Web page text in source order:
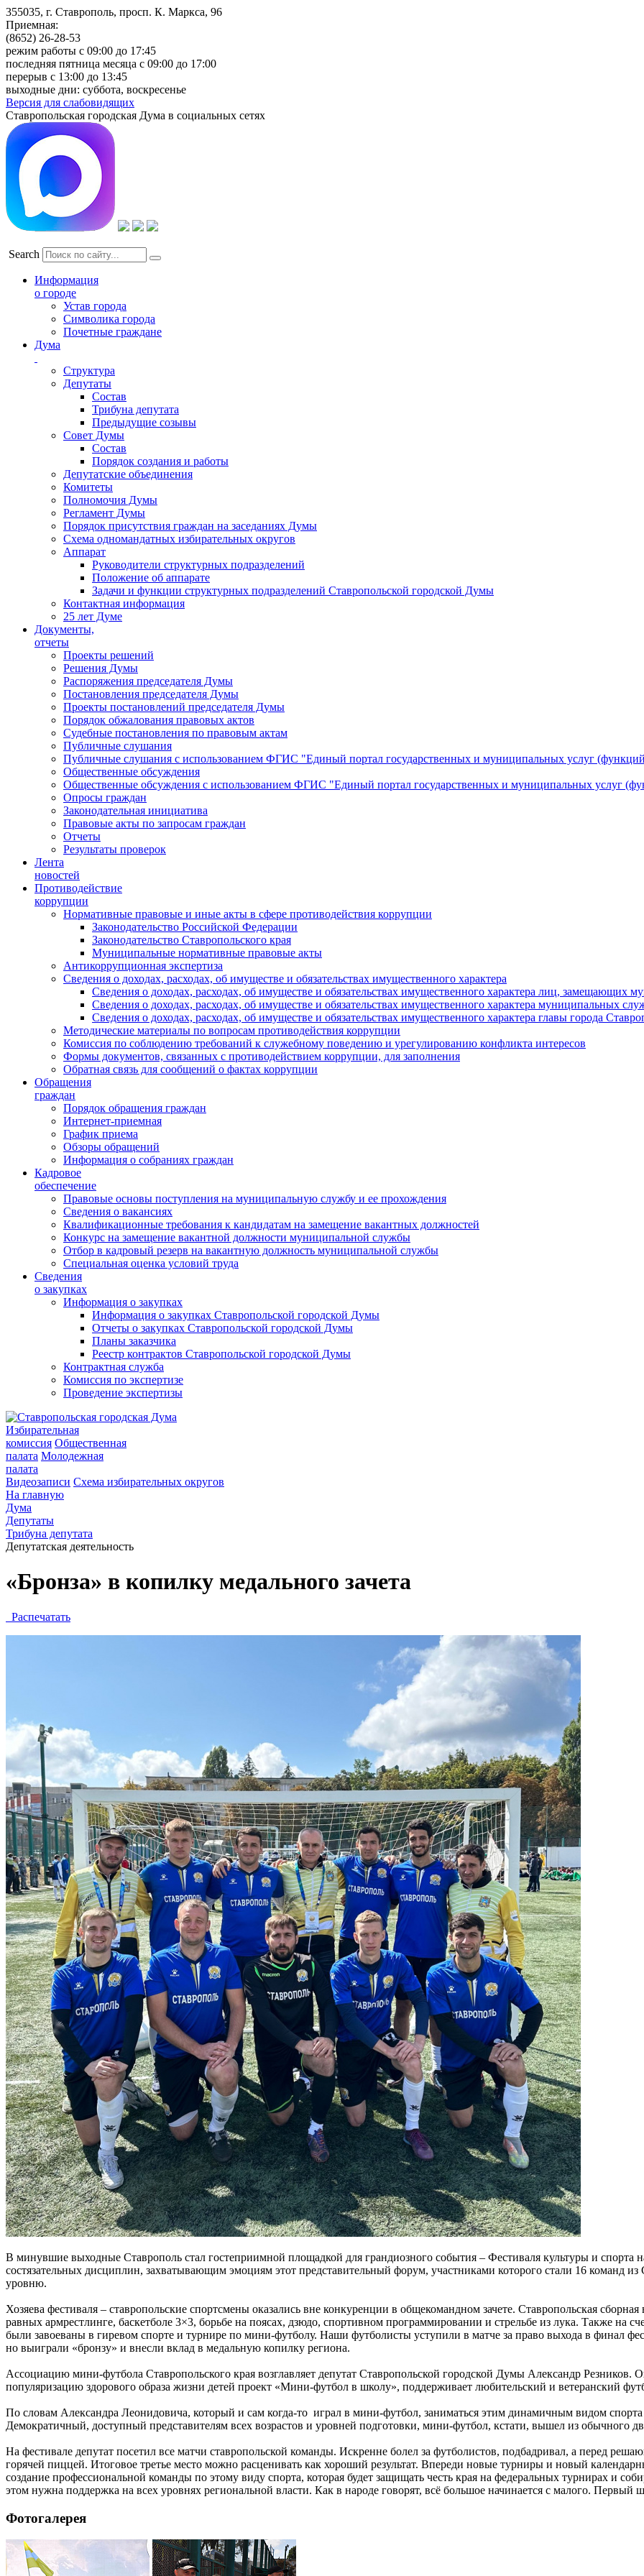
355035, г. Ставрополь, просп. К. Маркса, 96
Приемная:
(8652) 26-28-53
режим работы с 09:00 до 17:45
последняя пятница месяца с 09:00 до 17:00
перерыв с 13:00 до 13:45
выходные дни: суббота, воскресенье
Версия для слабовидящих
Ставропольская городская Дума в социальных сетях
Search
Информация
о городе
Устав города
Символика города
Почетные граждане
Дума
Структура
Депутаты
Состав
Трибуна депутата
Предыдущие созывы
Совет Думы
Состав
Порядок создания и работы
Депутатские объединения
Комитеты
Полномочия Думы
Регламент Думы
Порядок присутствия граждан на заседаниях Думы
Схема одномандатных избирательных округов
Аппарат
Руководители структурных подразделений
Положение об аппарате
Задачи и функции структурных подразделений Ставропольской городской Думы
Контактная информация
25 лет Думе
Документы,
отчеты
Проекты решений
Решения Думы
Распоряжения председателя Думы
Постановления председателя Думы
Проекты постановлений председателя Думы
Порядок обжалования правовых актов
Судебные постановления по правовым актам
Публичные слушания
Публичные слушания с использованием ФГИС "Единый портал государственных и муниципальных услуг
Общественные обсуждения
Общественные обсуждения с использованием ФГИС "Единый портал государственных и муниципальных услуг
Опросы граждан
Законодательная инициатива
Правовые акты по запросам граждан
Отчеты
Результаты проверок
Лента
новостей
Противодействие
коррупции
Нормативные правовые и иные акты в сфере противодействия коррупции
Законодательство Российской Федерации
Законодательство Ставропольского края
Муниципальные нормативные правовые акты
Антикоррупционная экспертиза
Сведения о доходах, расходах, об имуществе и обязательствах имущественного характера
Сведения о доходах, расходах, об имуществе и обязательствах имущественного характера лиц,
Сведения о доходах, расходах, об имуществе и обязательствах имущественного характера муниципальных
Сведения о доходах, расходах, об имуществе и обязательствах имущественного характера главы города
Методические материалы по вопросам противодействия коррупции
Комиссия по соблюдению требований к служебному поведению и урегулированию конфликта интересов
Формы документов, связанных с противодействием коррупции, для заполнения
Обратная связь для сообщений о фактах коррупции
Обращения
граждан
Порядок обращения граждан
Интернет-приемная
График приема
Обзоры обращений
Информация о собраниях граждан
Кадровое
обеспечение
Правовые основы поступления на муниципальную службу и ее прохождения
Сведения о вакансиях
Квалификационные требования к кандидатам на замещение вакантных должностей
Конкурс на замещение вакантной должности муниципальной службы
Отбор в кадровый резерв на вакантную должность муниципальной службы
Специальная оценка условий труда
Сведения
о закупках
Информация о закупках
Информация о закупках Ставропольской городской Думы
Отчеты о закупках Ставропольской городской Думы
Планы заказчика
Реестр контрактов Ставропольской городской Думы
Контрактная служба
Комиссия по экспертизе
Проведение экспертизы
Избирательная
комиссия Общественная
палата Молодежная
палата
Видеозаписи Схема избирательных округов
На главную
Дума
Депутаты
Трибуна депутата
Депутатская деятельность
«Бронза» в копилку медального зачета
Распечатать
В минувшие выходные Ставрополь стал гостеприимной площадкой для грандиозного события – Фестиваля культуры и
состязательных дисциплин, захватывающим эмоциям этот представительный форум, участниками которого стали 16
уровню.
Хозяева фестиваля – ставропольские спортсмены оказались вне конкуренции в общекомандном зачете. Ставропольская
равных армрестлинге, баскетболе 3×3, борьбе на поясах, дзюдо, спортивном программировании и стрельбе из лука. Также на
были завоеваны в гиревом спорте и турнире по мини-футболу. Наши футболисты уступили в матче за право выхода в финал
но выиграли «бронзу» и внесли вклад в медальную копилку региона.​
Ассоциацию мини-футбола Ставропольского края возглавляет депутат Ставропольской городской Думы Александр
популяризацию здорового образа жизни​ детей проект «Мини-футбол в школу», поддерживает любительский и ветеранский
По словам Александра Леонидовича, который и сам когда-то играл в мини-футбол,​ заниматься этим динамичным видом
Демократичный, доступный представителям всех возрастов и уровней подготовки, мини-футбол, кстати, вышел из обычного
На фестивале депутат посетил все матчи ставропольской команды. Искренне болел за футболистов, подбадривал, а перед
горячей пиццей. Итоговое третье место можно расценивать как хороший результат. Впереди новые турниры и новый
создание профессиональной команды по этому виду спорта, которая будет защищать честь края на федеральных турнирах и
этом нужна поддержка на всех уровнях региональной власти. Как в народе говорят, всё большое начинается с малого. Первый
Фотогалерея